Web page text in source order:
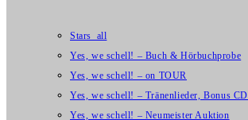
Stars_all
Yes, we schell! – Buch & Hörbuchprobe
Yes, we schell! – on TOUR
Yes, we schell! – Tränenlieder, Bonus CD
Yes, we schell! – Neumeister Auktion